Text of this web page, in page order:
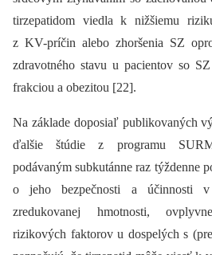
tirzepatidom viedla k nižšiemu
z KV-príčin alebo zhoršenia SZ
zdravotného stavu u pacientov so
frakciou a obezitou [22].
Na základe doposiaľ publikovaných
ďalšie štúdie z programu
podávaným subkutánne raz týždenne
o jeho bezpečnosti a účinnosti
zredukovanej hmotnosti,
rizikových faktorov u dospelých s